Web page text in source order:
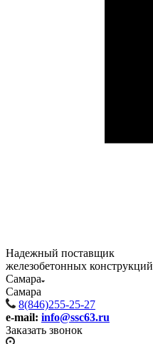
Надежный поставщик
железобетонных конструкций
Самара
Самара
8(846)255-25-27
e-mail: info@ssc63.ru
Заказать звонок